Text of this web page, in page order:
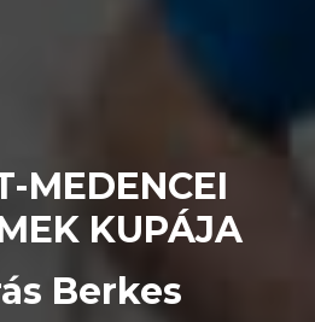
MEDENCEI
KUPÁJA
Berkes